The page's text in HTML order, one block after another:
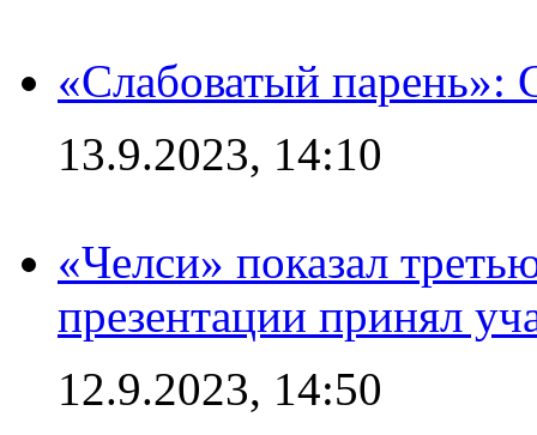
«Слабоватый парень»:
13.9.2023, 14:10
«Челси» показал
презентации принял
12.9.2023, 14:50